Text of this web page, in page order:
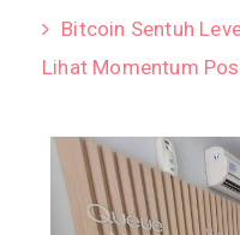
Bitcoin Sentuh
Lihat Momentum